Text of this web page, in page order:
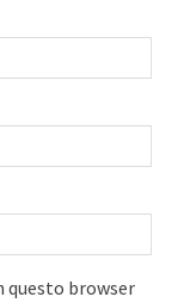
questo browser